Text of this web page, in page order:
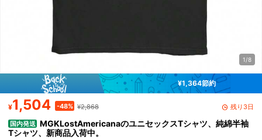
1/8
¥1,364節約
¥1,504 -48% ¥2,868 残り3日
国内発送 MGKLostAmericanaのユニセックスTシャツ、純綿半袖
Tシャツ、新商品入荷中。